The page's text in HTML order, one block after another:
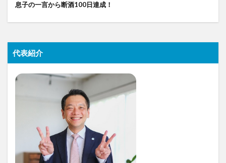
息子の一言から断酒100日達成！
代表紹介